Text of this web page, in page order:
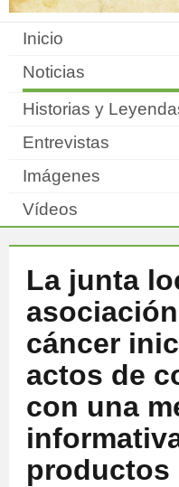
Inicio
Noticias
Historias y
Entrevistas
Imágenes
Vídeos
La junta
cáncer
actos de
con una
productos